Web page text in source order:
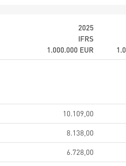
2025
IFRS
1.000.000 EUR
10.109,00
8.138,00
6.728,00